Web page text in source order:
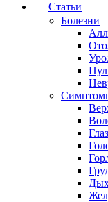
Статьи
Болезни